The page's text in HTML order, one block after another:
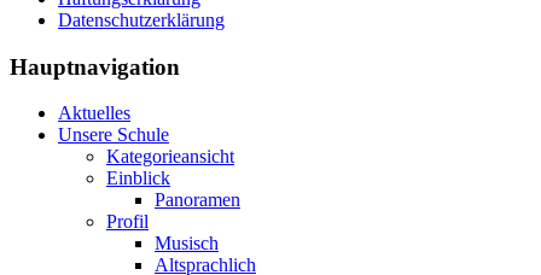
Datenschutzerklärung
Hauptnavigation
Aktuelles
Unsere Schule
Kategorieansicht
Einblick
Panoramen
Profil
Musisch
Altsprachlich